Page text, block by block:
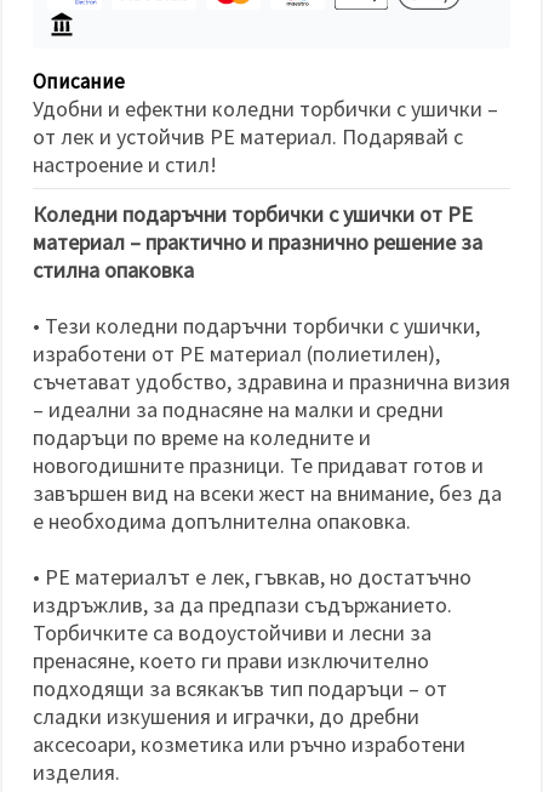
Настройки
на
Описание
Удобни и ефектни коледни торбички с ушички –
от лек и устойчив PE материал. Подарявай с
настроение и стил!
Коледни подаръчни торбички с ушички от PE
материал – практично и празнично решение за
стилна опаковка
• Тези коледни подаръчни торбички с ушички,
изработени от PE материал (полиетилен),
съчетават удобство, здравина и празнична визия
– идеални за поднасяне на малки и средни
подаръци по време на коледните и
новогодишните празници. Те придават готов и
завършен вид на всеки жест на внимание, без да
е необходима допълнителна опаковка.
• PE материалът е лек, гъвкав, но достатъчно
издръжлив, за да предпази съдържанието.
Торбичките са водоустойчиви и лесни за
пренасяне, което ги прави изключително
подходящи за всякакъв тип подаръци – от
сладки изкушения и играчки, до дребни
аксесоари, козметика или ръчно изработени
изделия.